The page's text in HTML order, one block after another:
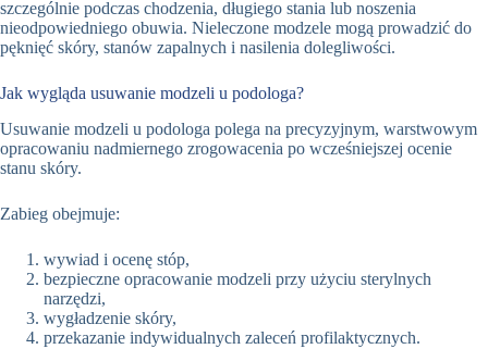
szczególnie podczas chodzenia, długiego stania lub noszenia
nieodpowiedniego obuwia. Nieleczone modzele mogą prowadzić do
pęknięć skóry, stanów zapalnych i nasilenia dolegliwości.
Jak wygląda usuwanie modzeli u podologa?
Usuwanie modzeli u podologa polega na precyzyjnym, warstwowym
opracowaniu nadmiernego zrogowacenia po wcześniejszej ocenie
stanu skóry.
Zabieg obejmuje:
wywiad i ocenę stóp,
bezpieczne opracowanie modzeli przy użyciu sterylnych
narzędzi,
wygładzenie skóry,
przekazanie indywidualnych zaleceń profilaktycznych.